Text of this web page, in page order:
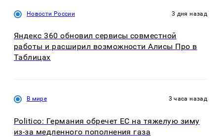
Новости России 3 дня назад
Яндекс 360 обновил сервисы совместной
работы и расширил возможности Алисы Про в
Таблицах
В мире 3 часа назад
Politico: Германия обречет ЕС на тяжелую зиму
из-за медленного пополнения газа